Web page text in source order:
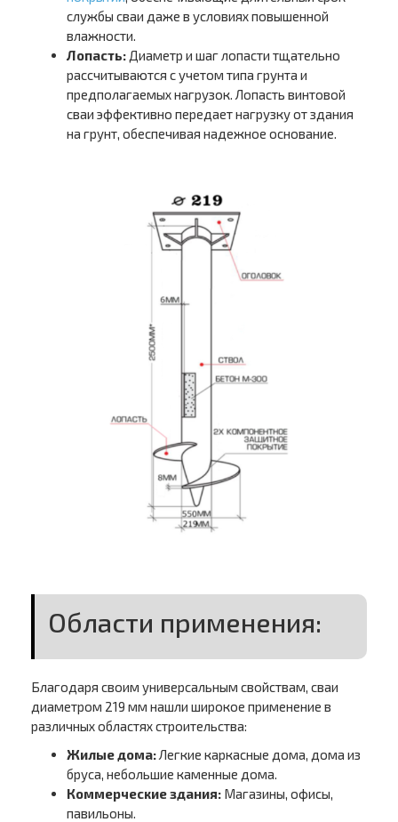
службы сваи даже в условиях повышенной
влажности.
Лопасть: Диаметр и шаг лопасти тщательно
рассчитываются с учетом типа грунта и
предполагаемых нагрузок. Лопасть винтовой
сваи эффективно передает нагрузку от здания
на грунт, обеспечивая надежное основание.
Области применения:
Благодаря своим универсальным свойствам, сваи
диаметром 219 мм нашли широкое применение в
различных областях строительства:
Жилые дома:Легкие каркасные дома, дома из
бруса, небольшие каменные дома.
Коммерческие здания: Магазины, офисы,
павильоны.